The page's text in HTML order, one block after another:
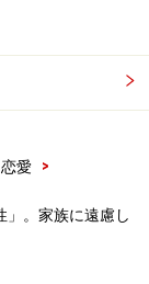
夫を責めるわ
検査を受けて
覚えていない
入院なんかし
子どももいる
恋愛
>
」。家族に遠慮し